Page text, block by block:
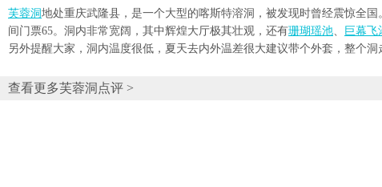
芙蓉洞地处重庆武隆县，是一个大型的喀斯特溶洞，被发现时曾经震惊全国
间门票65。洞内非常宽阔，其中辉煌大厅极其壮观，还有珊瑚瑶池、 巨幕飞
另外提醒大家，洞内温度很低，夏天去内外温差很大建议带个外套，整个洞
查看更多芙蓉洞点评 >